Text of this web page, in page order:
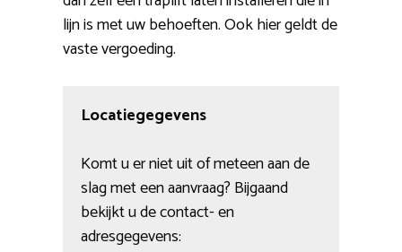
lijn is met uw behoeften. Ook hier geldt de
vaste vergoeding.
Locatiegegevens
Komt u er niet uit of meteen aan de
slag met een aanvraag? Bijgaand
bekijkt u de contact- en
adresgegevens: